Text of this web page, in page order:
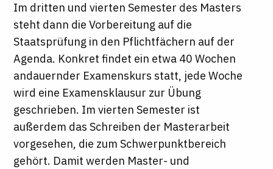
Im dritten und vierten Semester des Masters
steht dann die Vorbereitung auf die
Staatsprüfung in den Pflichtfächern auf der
Agenda. Konkret findet ein etwa 40 Wochen
andauernder Examenskurs statt, jede Woche
wird eine Examensklausur zur Übung
geschrieben. Im vierten Semester ist
außerdem das Schreiben der Masterarbeit
vorgesehen, die zum Schwerpunktbereich
gehört. Damit werden Master- und